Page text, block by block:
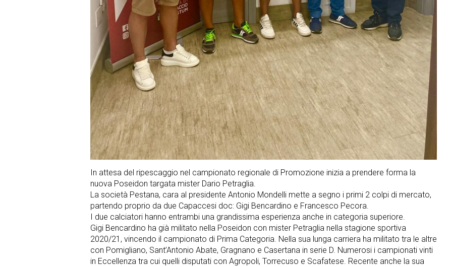
In attesa del ripescaggio nel campionato regionale di Promozione inizia a prendere forma la
nuova Poseidon targata mister Dario Petraglia.
La società Pestana, cara al presidente Antonio Mondelli mette a segno i primi 2 colpi di mercato,
partendo proprio da due Capaccesi doc: Gigi Bencardino e Francesco Pecora.
I due calciatori hanno entrambi una grandissima esperienza anche in categoria superiore.
Gigi Bencardino ha già militato nella Poseidon con mister Petraglia nella stagione sportiva
2020/21, vincendo il campionato di Prima Categoria. Nella sua lunga carriera ha militato tra le altre
con Pomigliano, Sant’Antonio Abate, Gragnano e Casertana in serie D. Numerosi i campionati vinti
in Eccellenza tra cui quelli disputati con Agropoli, Torrecuso e Scafatese. Recente anche la sua